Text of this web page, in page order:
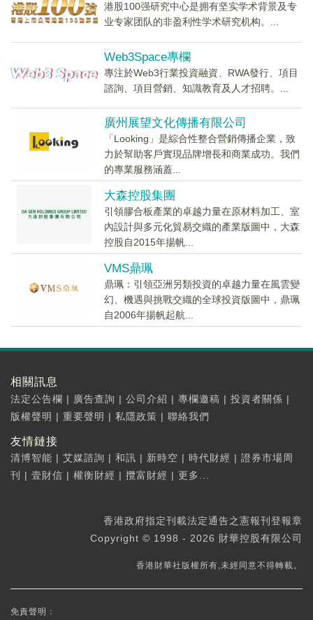
港股100强研究中心是拥有坚实学术背景及专
业专家团队的非盈利性学术研究机构。...
Web3Space專欄
專注於Web3行業投資融資、RWA發行、項目
諮詢、項目營銷、知識教育及人才招聘。...
廣州展望文化傳播有限公司
「Looking」是綜合性整合營銷傳播企業，致
力於幫助客戶實現品牌增長和商業成功。我們
的專業服務涵蓋...
大森控股集團
引領膠合板產業的卓越力量在原材料加工、室
內設計與多元化貿易交織的產業版圖中，大森
控股自2015年揚帆...
VMS鼎珮
鼎珮：引領亞洲另類投資的卓越力量在風雲變
幻、機遇與挑戰交織的全球投資版圖中，鼎珮
自2006年揚帆起航...
相關訊息
法定公告欄 | 廣告查詢 | 公司介紹 | 專欄邀稿 | 投資者關係 |
版權聲明 | 重要聲明 | 私隱政策 | 聯絡我們
友情鏈接
清博智能 | 艾媒諮詢 | 和訊 | 新時空 | 時代財經 | 證券市場周
刊
| 壹財信 | 權衡財經 | 攬富財經 | 更多...
香港政府指定刊載法定通告之憲報刊登報章
Copyright © 1998 - 2026 財華控股有限公司
香港財華社版權所有,未經同意不得轉載。
免責聲明：